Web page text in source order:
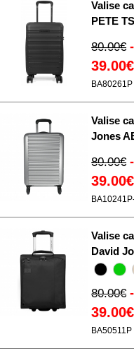
Valise
PETE
80.00€
39.00€
BA80261P
Valise
Jones
80.00€
39.00€
Valise
David
80.00€
39.00€
BA50511P